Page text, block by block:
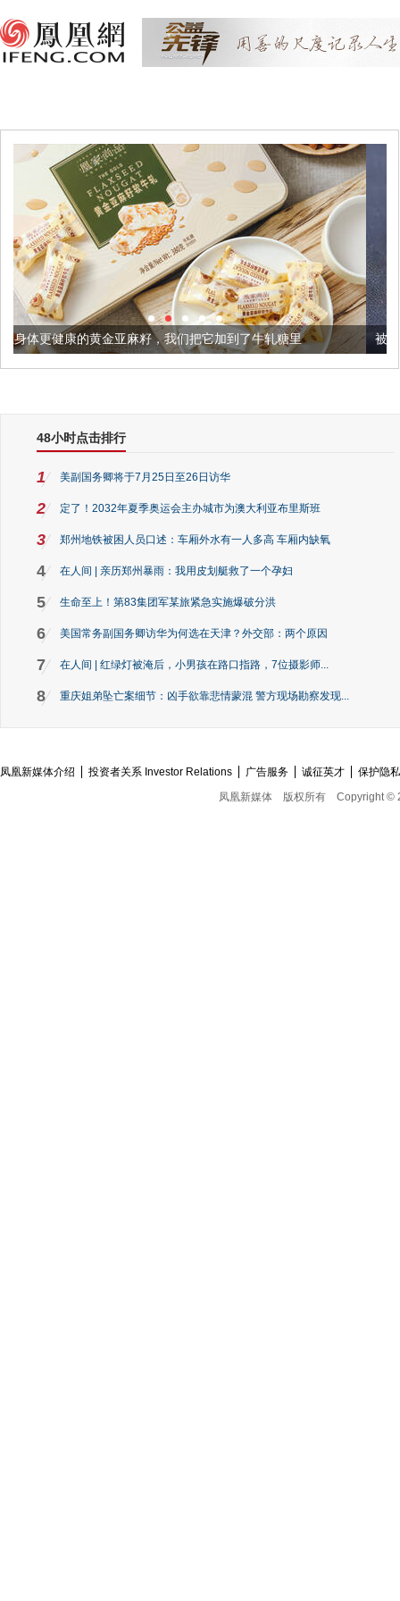
麻籽，我们把它加到了牛轧糖里 被列入佛家七宝的它到底
48小时点击排行
1 美副国务卿将于7月25日至26日访华
2 定了！2032年夏季奥运会主办城市为澳大利亚布里斯班
3 郑州地铁被困人员口述：车厢外水有一人多高 车厢内缺氧
4 在人间 | 亲历郑州暴雨：我用皮划艇救了一个孕妇
5 生命至上！第83集团军某旅紧急实施爆破分洪
6 美国常务副国务卿访华为何选在天津？外交部：两个原因
7 在人间 | 红绿灯被淹后，小男孩在路口指路，7位摄影师...
8 重庆姐弟坠亡案细节：凶手欲靠悲情蒙混 警方现场勘察发现...
凤凰新媒体介绍 投资者关系 Investor Relations 广告服务 诚征英才
保护隐
凤凰新媒体
版权所有 Copyright ©